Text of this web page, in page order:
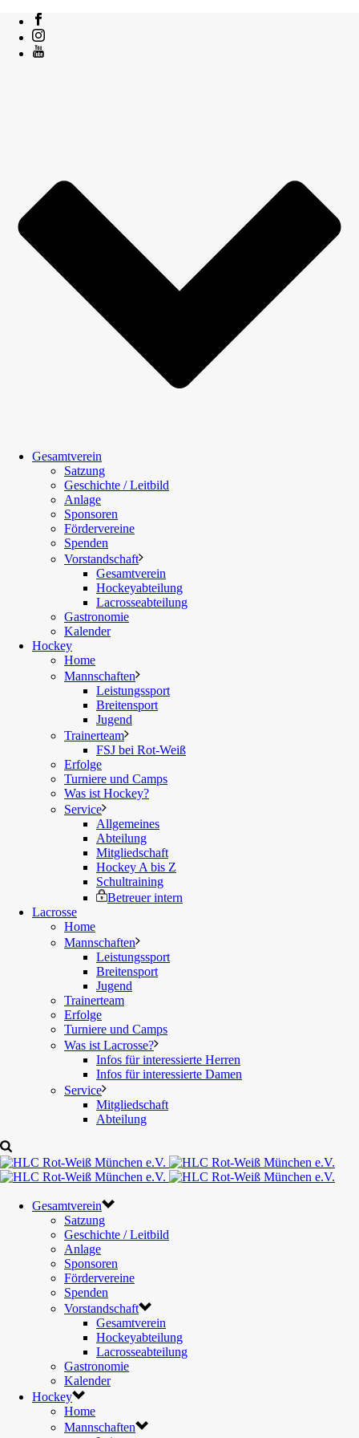
Gesamtverein
Satzung
Geschichte / Leitbild
Anlage
Sponsoren
Fördervereine
Spenden
Vorstandschaft
Gesamtverein
Hockeyabteilung
Lacrosseabteilung
Gastronomie
Kalender
Hockey
Home
Mannschaften
Leistungssport
Breitensport
Jugend
Trainerteam
FSJ bei Rot-Weiß
Erfolge
Turniere und Camps
Was ist Hockey?
Service
Allgemeines
Abteilung
Mitgliedschaft
Hockey A bis Z
Schultraining
Betreuer intern
Lacrosse
Home
Mannschaften
Leistungssport
Breitensport
Jugend
Trainerteam
Erfolge
Turniere und Camps
Was ist Lacrosse?
Infos für interessierte Herren
Infos für interessierte Damen
Service
Mitgliedschaft
Abteilung
Gesamtverein
Satzung
Geschichte / Leitbild
Anlage
Sponsoren
Fördervereine
Spenden
Vorstandschaft
Gesamtverein
Hockeyabteilung
Lacrosseabteilung
Gastronomie
Kalender
Hockey
Home
Mannschaften